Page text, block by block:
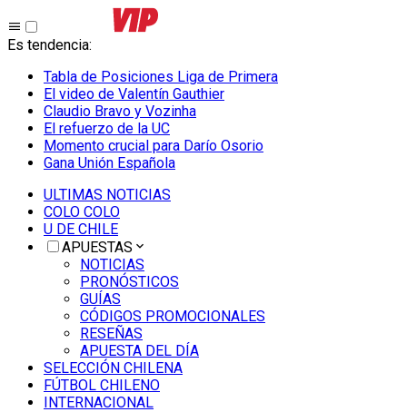
Es tendencia:
Tabla de Posiciones Liga de Primera
El video de Valentín Gauthier
Claudio Bravo y Vozinha
El refuerzo de la UC
Momento crucial para Darío Osorio
Gana Unión Española
ULTIMAS NOTICIAS
COLO COLO
U DE CHILE
APUESTAS
NOTICIAS
PRONÓSTICOS
GUÍAS
CÓDIGOS PROMOCIONALES
RESEÑAS
APUESTA DEL DÍA
SELECCIÓN CHILENA
FÚTBOL CHILENO
INTERNACIONAL